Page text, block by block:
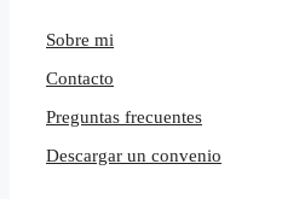
Sobre mi
Contacto
Preguntas frecuentes
Descargar un convenio